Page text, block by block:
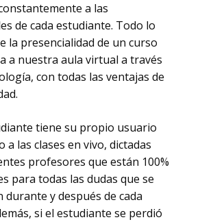
a las
de cada estudiante. Todo lo
la presencialidad de un curso
a nuestra aula virtual a través
con todas las ventajas de
tiene su propio usuario
a las clases en vivo, dictadas
profesores que están 100%
para todas las dudas que se
durante y después de cada
si el estudiante se perdió